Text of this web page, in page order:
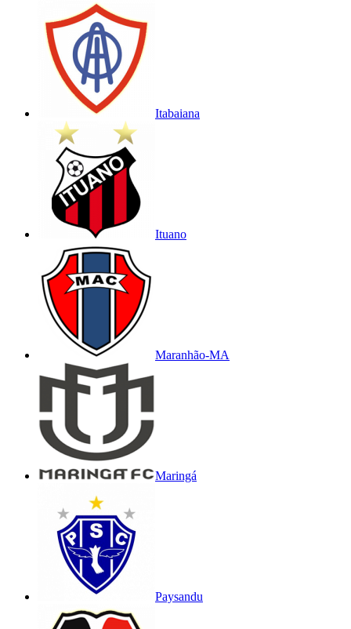
Itabaiana
Ituano
Maranhão-MA
Maringá
Paysandu